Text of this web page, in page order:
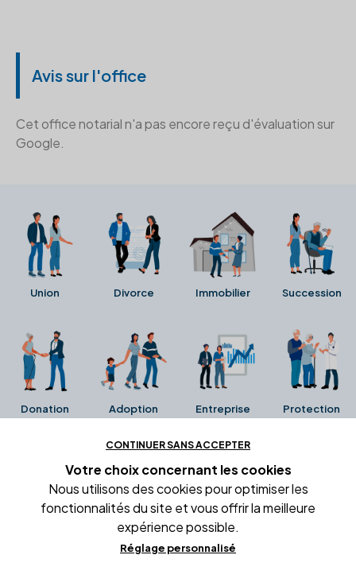
Avis sur l'office
Cet office notarial n'a pas encore reçu d'évaluation sur
Google.
Union Divorce Immobilier Succession
Donation Adoption Entreprise Protection
Ces avis proviennent directement de la fiche Google
Business de l'office notarial. Ils n'ont ni été collectés ni
été vérifiés par Alexia.fr.
Conditions générales d'utilisation
CONTINUER SANS ACCEPTER
Votre choix concernant les cookies
Nous utilisons des cookies pour optimiser les
fonctionnalités du site et vous offrir la meilleure
expérience possible.
Réglage personnalisé